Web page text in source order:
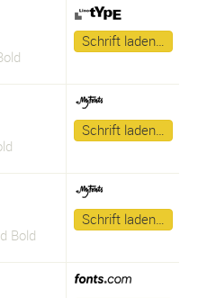
Schrift laden…
Schrift laden…
Bold
Schrift laden…